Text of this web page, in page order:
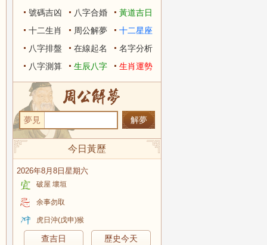
號碼吉凶
八字合婚
黃道吉日
十二生肖
周公解夢
十二星座
八字排盤
在線起名
名字分析
八字測算
生辰八字 生肖運勢
夢見
今日黃歷
2026年8月8日星期六
破屋 壞垣
余事勿取
虎日沖(戊申)猴
查吉日 歷史今天